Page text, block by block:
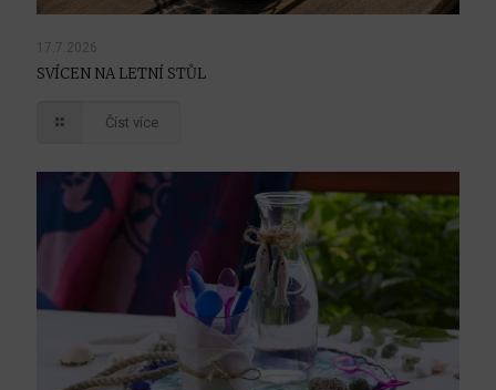
17.7.2026
SVÍCEN NA LETNÍ STŮL
Číst více